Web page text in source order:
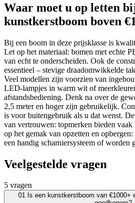
Waar moet u op letten
kunstkerstboom boven
Bij een boom in deze prijsklasse is
Let op het materiaal: bomen met echte
van echt te onderscheiden. Ook de
essentieel – stevige draadomwikkelde
Veel modellen zijn voorzien van
LED-lampjes in warm wit of
afstandsbediening. Denk na over de
2,5 meter en hoger zijn gebruikelijk.
is voor buitengebruik als u dat wenst.
van vertrouwen: topmerken bieden
op het gemak van opzetten en
een handig scharniersysteem of worden
Veelgestelde vragen
5 vragen
01 Is een kunstkerstboom van €1000+